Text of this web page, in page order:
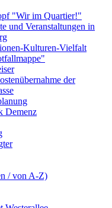
"Wir im Quartier!"
und Veranstaltungen in
Kulturen-Vielfalt
der
Demenz
/ von A-Z)